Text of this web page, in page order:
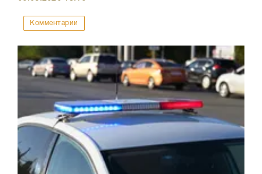
Комментарии